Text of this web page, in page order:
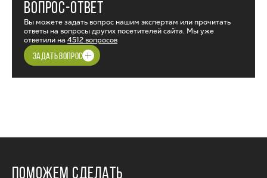
ВОПРОС-ОТВЕТ
Вы можете задать вопрос нашим экспертам или прочитать
ответы на вопросы других посетителей сайта. Мы уже
ответили на 4512 вопросов
ЗАДАТЬ ВОПРОС
ПОМОЖЕМ СДЕЛАТЬ